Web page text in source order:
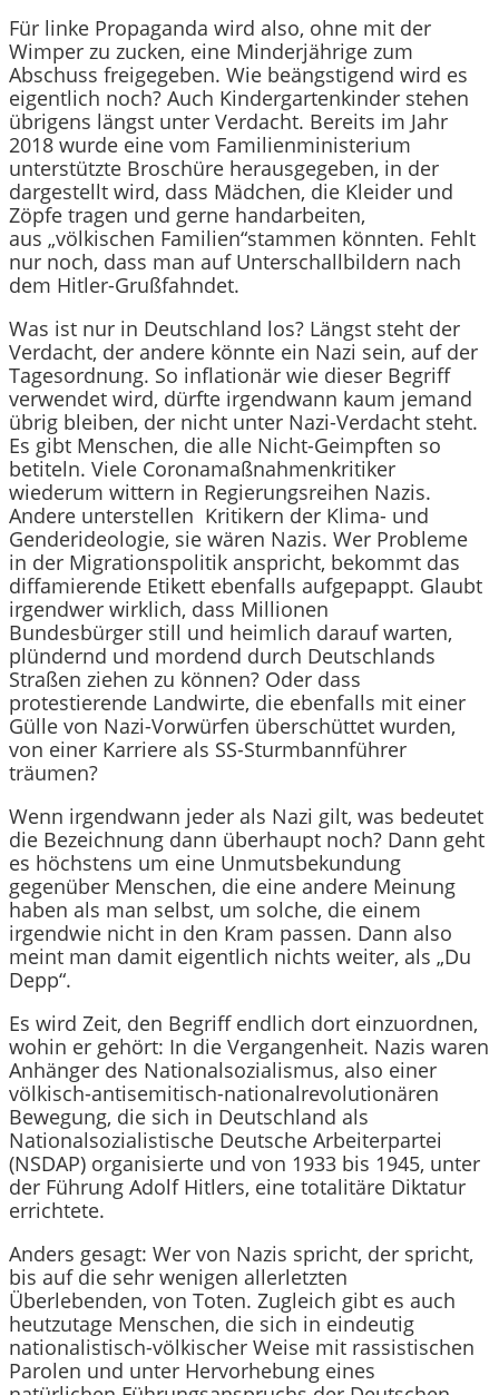
Für linke Propaganda wird also, ohne mit der
Wimper zu zucken, eine Minderjährige zum
Abschuss freigegeben. Wie beängstigend wird es
eigentlich noch? Auch Kindergartenkinder stehen
übrigens längst unter Verdacht. Bereits im Jahr
2018 wurde eine vom Familienministerium
unterstützte Broschüre herausgegeben, in der
dargestellt wird, dass Mädchen, die Kleider und
Zöpfe tragen und gerne handarbeiten,
aus „völkischen Familien“stammen könnten. Fehlt
nur noch, dass man auf Unterschallbildern nach
dem Hitler-Grußfahndet.
Was ist nur in Deutschland los? Längst steht der
Verdacht, der andere könnte ein Nazi sein, auf der
Tagesordnung. So inflationär wie dieser Begriff
verwendet wird, dürfte irgendwann kaum jemand
übrig bleiben, der nicht unter Nazi-Verdacht steht.
Es gibt Menschen, die alle Nicht-Geimpften so
betiteln. Viele Coronamaßnahmenkritiker
wiederum wittern in Regierungsreihen Nazis.
Andere unterstellen Kritikern der Klima- und
Genderideologie, sie wären Nazis. Wer Probleme
in der Migrationspolitik anspricht, bekommt das
diffamierende Etikett ebenfalls aufgepappt. Glaubt
irgendwer wirklich, dass Millionen
Bundesbürger still und heimlich darauf warten,
plündernd und mordend durch Deutschlands
Straßen ziehen zu können? Oder dass
protestierende Landwirte, die ebenfalls mit einer
Gülle von Nazi-Vorwürfen überschüttet wurden,
von einer Karriere als SS-Sturmbannführer
träumen?
Wenn irgendwann jeder als Nazi gilt, was bedeutet
die Bezeichnung dann überhaupt noch? Dann geht
es höchstens um eine Unmutsbekundung
gegenüber Menschen, die eine andere Meinung
haben als man selbst, um solche, die einem
irgendwie nicht in den Kram passen. Dann also
meint man damit eigentlich nichts weiter, als „Du
Depp“.
Es wird Zeit, den Begriff endlich dort einzuordnen,
wohin er gehört: In die Vergangenheit. Nazis waren
Anhänger des Nationalsozialismus, also einer
völkisch-antisemitisch-nationalrevolutionären
Bewegung, die sich in Deutschland als
Nationalsozialistische Deutsche Arbeiterpartei
(NSDAP) organisierte und von 1933 bis 1945, unter
der Führung Adolf Hitlers, eine totalitäre Diktatur
errichtete.
Anders gesagt: Wer von Nazis spricht, der spricht,
bis auf die sehr wenigen allerletzten
Überlebenden, von Toten. Zugleich gibt es auch
heutzutage Menschen, die sich in eindeutig
nationalistisch-völkischer Weise mit rassistischen
Parolen und unter Hervorhebung eines